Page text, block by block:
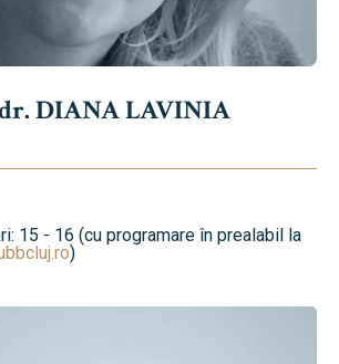
DIANA LAVINIA
15 - 16 (cu programare în prealabil la
)